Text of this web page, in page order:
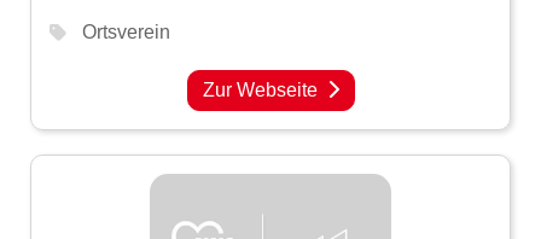
Ortsverein
Zur Webseite